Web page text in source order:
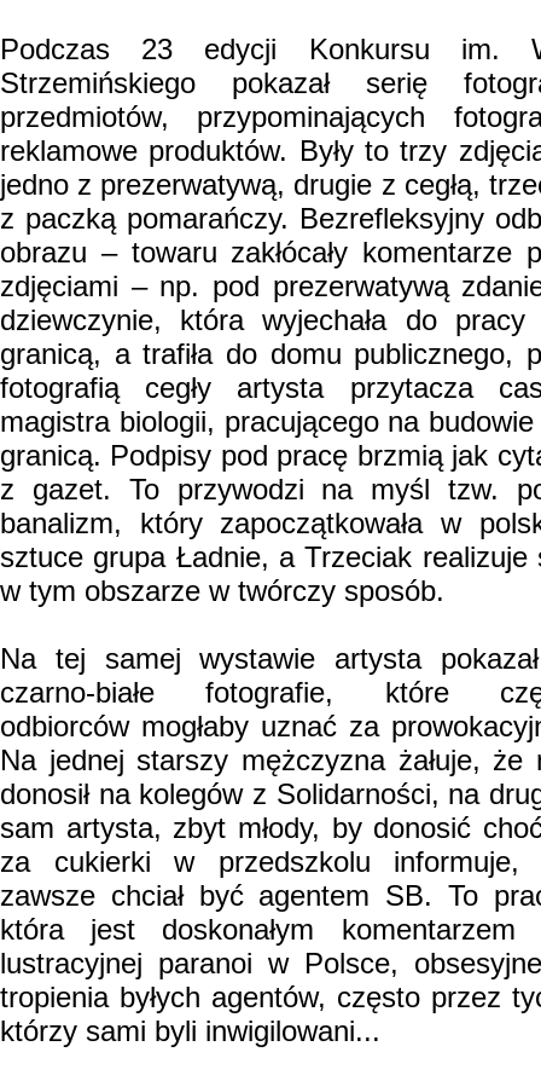
Podczas 23 edycji Konkursu im.
Strzemińskiego pokazał serię
przedmiotów, przypominających
reklamowe produktów. Były to trzy
jedno z prezerwatywą, drugie z cegłą,
z paczką pomarańczy. Bezrefleksyjny
obrazu – towaru zakłócały komentarze
zdjęciami – np. pod prezerwatywą
dziewczynie, która wyjechała do pracy
granicą, a trafiła do domu publicznego,
fotografią cegły artysta przytacza
magistra biologii, pracującego na
granicą. Podpisy pod pracę brzmią jak
z gazet. To przywodzi na myśl tzw.
banalizm, który zapoczątkowała w
sztuce grupa Ładnie, a Trzeciak realizuje
w tym obszarze w twórczy sposób.
Na tej samej wystawie artysta
czarno-białe fotografie, które
odbiorców mogłaby uznać za
Na jednej starszy mężczyzna żałuje, że
donosił na kolegów z Solidarności, na
sam artysta, zbyt młody, by donosić
za cukierki w przedszkolu informuje,
zawsze chciał być agentem SB. To
która jest doskonałym komentarzem
lustracyjnej paranoi w Polsce,
tropienia byłych agentów, często przez
którzy sami byli inwigilowani...